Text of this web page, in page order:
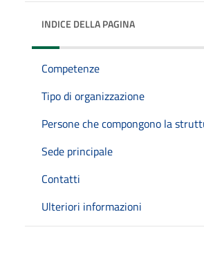
INDICE DELLA PAGINA
Competenze
Tipo di organizzazione
Persone che compongono la
Sede principale
Contatti
Ulteriori informazioni